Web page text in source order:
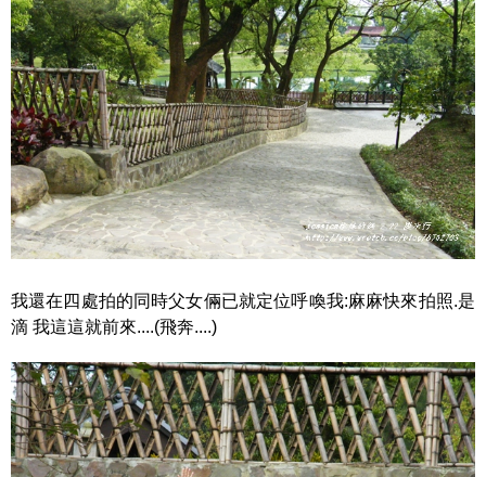
我還在四處拍的同時父女倆已就定位呼喚我:麻麻快來拍照.是
滴 我這這就前來....(飛奔....)